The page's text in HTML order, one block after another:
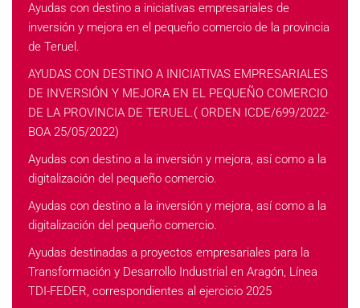
Ayudas con destino a iniciativas empresariales de
inversión y mejora en el pequeño comercio de la provincia
de Teruel.
AYUDAS CON DESTINO A INICIATIVAS EMPRESARIALES
DE INVERSIÓN Y MEJORA EN EL PEQUEÑO COMERCIO
DE LA PROVINCIA DE TERUEL.( ORDEN ICDE/699/2022-
BOA 25/05/2022)
Ayudas con destino a la inversión y mejora, así como a la
digitalización del pequeño comercio.
Ayudas con destino a la inversión y mejora, así como a la
digitalización del pequeño comercio.
Ayudas destinadas a proyectos empresariales para la
Transformación y Desarrollo Industrial en Aragón, Línea
TDI-FEDER, correspondientes al ejercicio 2025